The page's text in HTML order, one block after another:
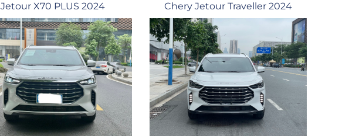
Jetour X70 PLUS 2024 Chery Jetour Traveller 2024